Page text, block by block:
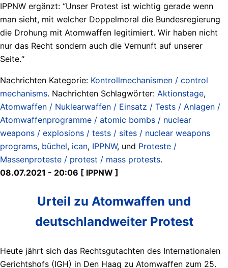
IPPNW ergänzt: “Unser Protest ist wichtig gerade wenn
man sieht, mit welcher Doppelmoral die Bundesregierung
die Drohung mit Atomwaffen legitimiert. Wir haben nicht
nur das Recht sondern auch die Vernunft auf unserer
Seite.“
Nachrichten Kategorie: Kontrollmechanismen / control
mechanisms. Nachrichten Schlagwörter: Aktionstage,
Atomwaffen / Nuklearwaffen / Einsatz / Tests / Anlagen /
Atomwaffenprogramme / atomic bombs / nuclear
weapons / explosions / tests / sites / nuclear weapons
programs, büchel, ican, IPPNW, und Proteste /
Massenproteste / protest / mass protests.
08.07.2021 - 20:06 [ IPPNW ]
Urteil zu Atomwaffen und
deutschlandweiter Protest
Heute jährt sich das Rechtsgutachten des Internationalen
Gerichtshofs (IGH) in Den Haag zu Atomwaffen zum 25.